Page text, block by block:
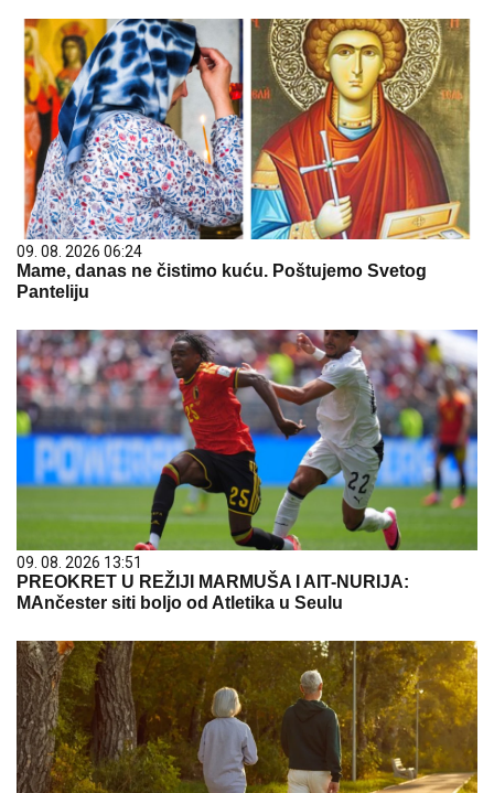
09. 08. 2026 06:24
Mame, danas ne čistimo kuću. Poštujemo Svetog
Panteliju
09. 08. 2026 13:51
PREOKRET U REŽIJI MARMUŠA I AIT-NURIJA:
MAnčester siti boljo od Atletika u Seulu